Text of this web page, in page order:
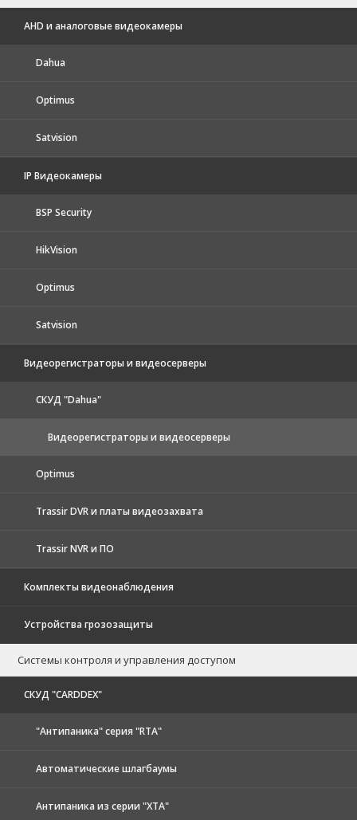
AHD и аналоговые видеокамеры
Dahua
Optimus
Satvision
IP Видеокамеры
BSP Security
HikVision
Optimus
Satvision
Видеорегистраторы и видеосерверы
CКУД "Dahua"
Видеорегистраторы и видеосерверы
Optimus
Trassir DVR и платы видеозахвата
Trassir NVR и ПО
Комплекты видеонаблюдения
Устройства грозозащиты
Системы контроля и управления доступом
CКУД "CARDDEX"
"Антипаника" серия "RTA"
Автоматические шлагбаумы
Антипаника из серии "XTA"